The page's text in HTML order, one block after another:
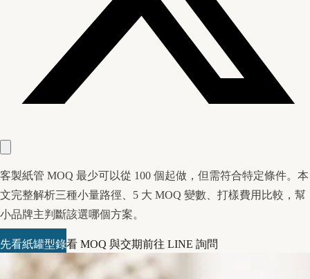
客製紙管 MOQ 最少可以從 100 個起做，但需符合特定條件。本
文完整解析三種小量路徑、5 大 MOQ 變數、打樣費用比較，幫
小品牌主判斷該選哪個方案。
先看紙罐型錄看 MOQ 與交期前往 LINE 詢問